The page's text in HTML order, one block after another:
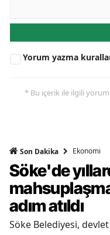
Yorum yazma
* Bu içerik ile ilgili yorum
Son Dakika Ekonomi
Söke'de
adım atıldı
Söke Belediyesi,